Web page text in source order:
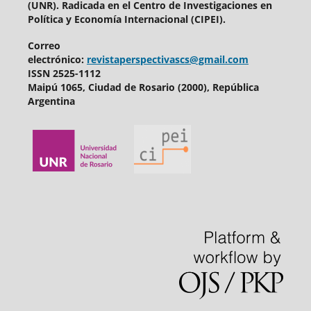
(UNR). Radicada en el Centro de Investigaciones en
Política y Economía Internacional (CIPEI).
Correo
electrónico: revistaperspectivascs@gmail.com
ISSN 2525-1112
Maipú 1065, Ciudad de Rosario (2000), República
Argentina